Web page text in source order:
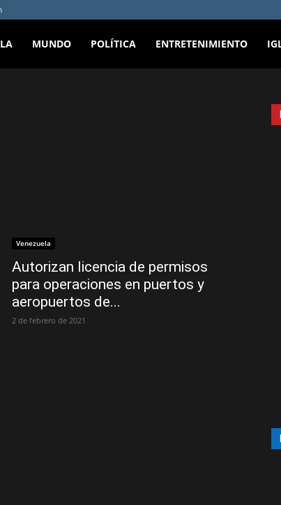
MUNDO POLÍTICA ENTRETENIMIENTO
Venezuela
Autorizan licencia de permisos
para operaciones en puertos y
aeropuertos de...
2 de febrero de 2021